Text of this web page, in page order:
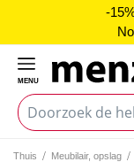
-
MENU
Thuis Meubilair, opslag